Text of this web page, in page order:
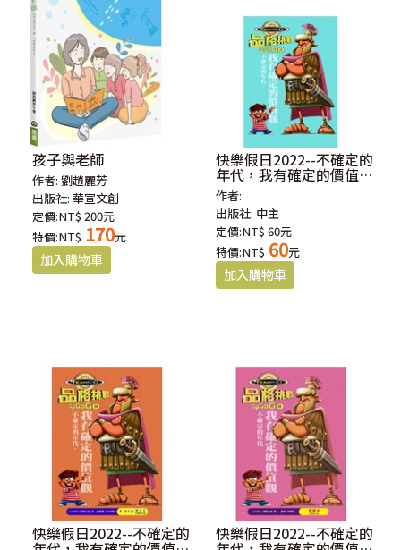
孩子與老師
作者:劉趙麗芳
出版社:華宣文創
定價:NT$ 200元
特價:NT$ 170元
快樂假日2022--不確定的
年代，我有確定的價值
觀：4-6年級學生本
作者:
出版社: 中主
定價:NT$ 60元
特價:NT$ 60元
快樂假日2022--不確定的 快樂假日2022--不確定的